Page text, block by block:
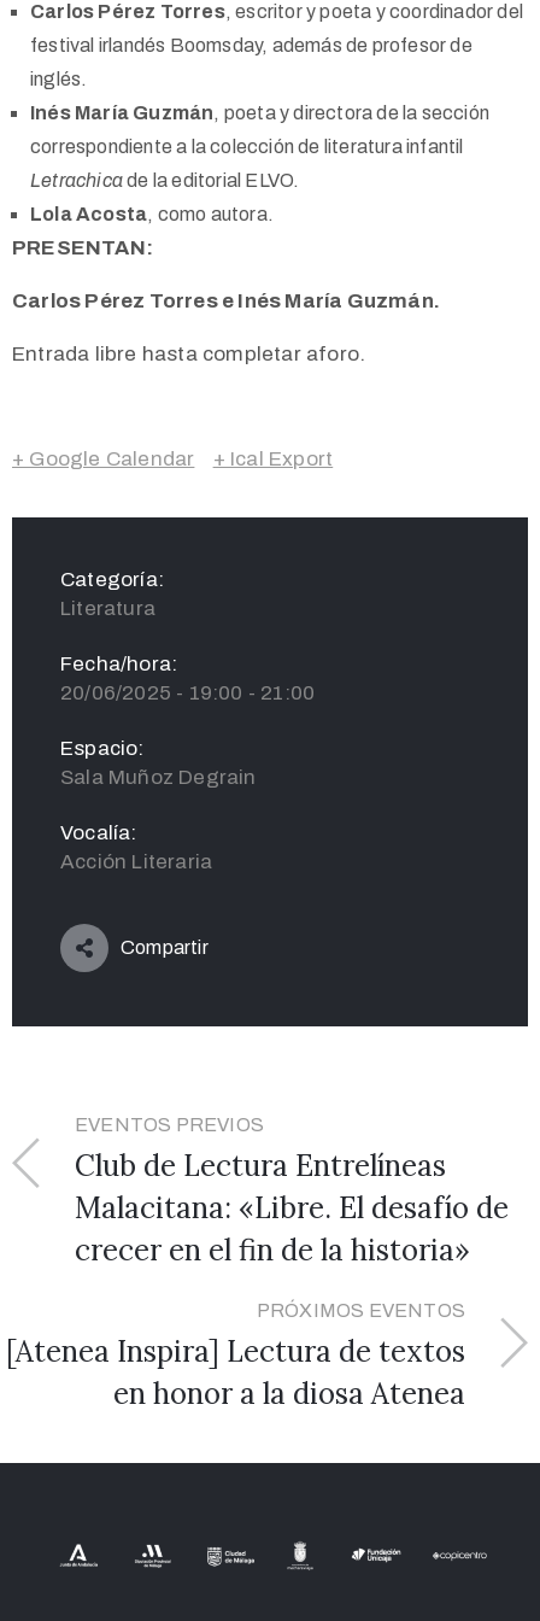
Carlos Pérez Torres, escritor y poeta y coordinador del
festival irlandés Boomsday, además de profesor de
inglés.
Inés María Guzmán, poeta y directora de la sección
correspondiente a la colección de literatura infantil
Letrachicade la editorial ELVO.
Lola Acosta, como autora.
PRESENTAN:
Carlos Pérez Torres e Inés María Guzmán.
Entrada libre hasta completar aforo.
+ Google Calendar + Ical Export
Categoría:
Literatura
Fecha/hora:
20/06/2025 - 19:00 - 21:00
Espacio:
Sala Muñoz Degrain
Vocalía:
Acción Literaria
Compartir
EVENTOS PREVIOS
Club de Lectura Entrelíneas
Malacitana: «Libre. El desafío de
crecer en el fin de la historia»
PRÓXIMOS EVENTOS
[Atenea Inspira] Lectura de textos
en honor a la diosa Atenea